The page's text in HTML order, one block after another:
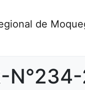
de